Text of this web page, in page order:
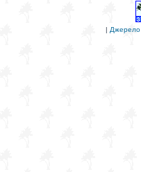
| Джерело